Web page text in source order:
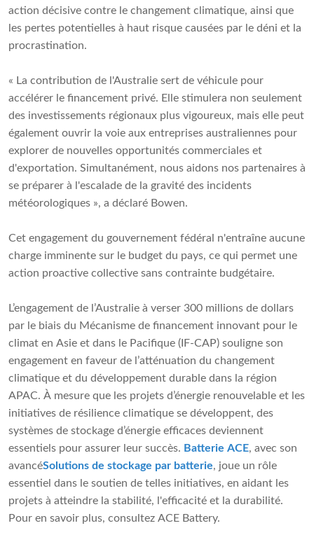
action décisive contre le changement climatique, ainsi que
les pertes potentielles à haut risque causées par le déni et la
procrastination.
« La contribution de l'Australie sert de véhicule pour
accélérer le financement privé. Elle stimulera non seulement
des investissements régionaux plus vigoureux, mais elle peut
également ouvrir la voie aux entreprises australiennes pour
explorer de nouvelles opportunités commerciales et
d'exportation. Simultanément, nous aidons nos partenaires à
se préparer à l'escalade de la gravité des incidents
météorologiques », a déclaré Bowen.
Cet engagement du gouvernement fédéral n'entraîne aucune
charge imminente sur le budget du pays, ce qui permet une
action proactive collective sans contrainte budgétaire.
L’engagement de l’Australie à verser 300 millions de dollars
par le biais du Mécanisme de financement innovant pour le
climat en Asie et dans le Pacifique (IF-CAP) souligne son
engagement en faveur de l’atténuation du changement
climatique et du développement durable dans la région
APAC. À mesure que les projets d’énergie renouvelable et les
initiatives de résilience climatique se développent, des
systèmes de stockage d’énergie efficaces deviennent
essentiels pour assurer leur succès. Batterie ACE, avec son
avancéSolutions de stockage par batterie, joue un rôle
essentiel dans le soutien de telles initiatives, en aidant les
projets à atteindre la stabilité, l'efficacité et la durabilité.
Pour en savoir plus, consultez ACE Battery.